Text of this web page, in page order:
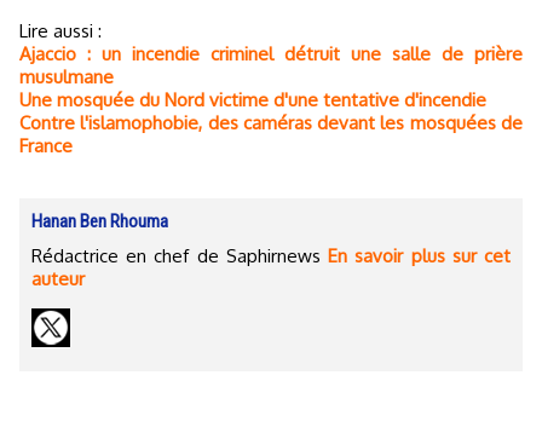
Lire aussi :
Ajaccio : un incendie criminel détruit une salle de prière
musulmane
Une mosquée du Nord victime d'une tentative d'incendie
Contre l'islamophobie, des caméras devant les mosquées de
France
Hanan Ben Rhouma
Rédactrice en chef de SaphirnewsEn savoir plus sur cet
auteur